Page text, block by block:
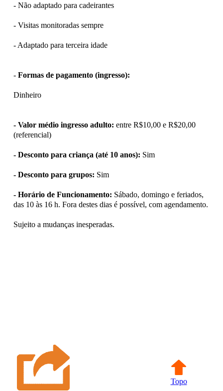
- Não adaptado para cadeirantes
- Visitas monitoradas sempre
- Adaptado para terceira idade
- Formas de pagamento (ingresso):
Dinheiro
- Valor médio ingresso adulto: entre R$10,00 e R$20,00
(referencial)
- Desconto para criança (até 10 anos): Sim
- Desconto para grupos: Sim
- Horário de Funcionamento: Sábado, domingo e feriados,
das 10 às 16 h. Fora destes dias é possível, com agendamento.
Sujeito a mudanças inesperadas.
Topo